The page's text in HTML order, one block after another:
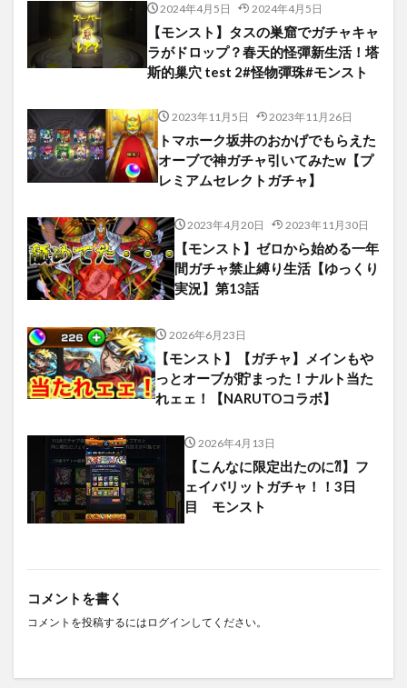
2024年4月5日 2024年4月5日
【モンスト】タスの巣窟でガチャキャ
ラがドロップ？春天的怪彈新生活！塔
斯的巢穴 test 2#怪物彈珠#モンスト
2023年11月5日 2023年11月26日
トマホーク坂井のおかげでもらえた
オーブで神ガチャ引いてみたw【プ
レミアムセレクトガチャ】
2023年4月20日 2023年11月30日
【モンスト】ゼロから始める一年
間ガチャ禁止縛り生活【ゆっくり
実況】第13話
2026年6月23日
【モンスト】【ガチャ】メインもや
っとオーブが貯まった！ナルト当た
れェェ！【NARUTOコラボ】
2026年4月13日
【こんなに限定出たのに⁈】フ
ェイバリットガチャ！！3日
目 モンスト
コメントを書く
コメントを投稿するには ログイン してください。